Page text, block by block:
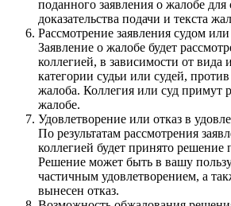
поданного заявления о жалобе для
доказательства подачи и текста
Рассмотрение заявления судом
Заявление о жалобе будет
коллегией, в зависимости от
категории судьи или судей,
жалоба. Коллегия или суд примут
жалобе.
Удовлетворение или отказ в
По результатам рассмотрения
коллегией будет принято решение
Решение может быть в вашу
частичным удовлетворением, а
вынесен отказ.